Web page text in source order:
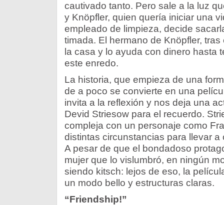
cautivado tanto. Pero sale a la luz
y Knöpfler, quien quería iniciar una
empleado de limpieza, decide
timada. El hermano de Knöpfler,
la casa y lo ayuda con dinero hasta
este enredo.
La historia, que empieza de una
de a poco se convierte en una
invita a la reflexión y nos deja una
Devid Striesow para el recuerdo.
compleja con un personaje como
distintas circunstancias para llevar
A pesar de que el bondadoso
mujer que lo vislumbró, en ningún
siendo kitsch: lejos de eso, la
un modo bello y estructuras claras.
“Friendship!”